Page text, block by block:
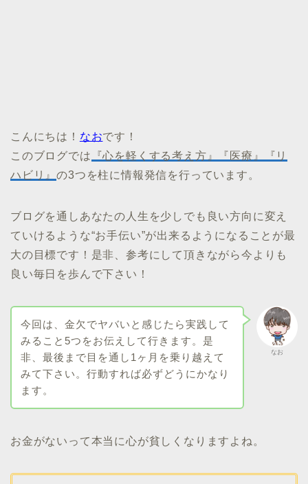
こんにちは！ なおです！
このブログでは 『心を軽くする考え方』『医療』『リ
ハビリ』の3つを柱に情報発信を行っています。
ブログを通しあなたの人生を少しでも良い方向に変え
ていけるような“お手伝い”が出来るようになることが最
大の目標です！是非、参考にして頂きながら今よりも
良い毎日を歩んで下さい！
なお
今回は、金欠でヤバいと感じたら実践して
みること5つをお伝えして行きます。是
非、最後まで目を通し1ヶ月を乗り越えて
みて下さい。行動すれば必ずどうにかなり
ます。
お金がないって本当に心が貧しくなりますよね。